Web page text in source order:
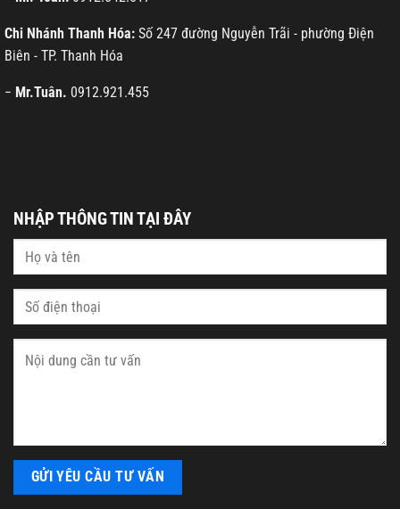
Chi Nhánh Thanh Hóa: Số 247 đường Nguyễn Trãi - phường Điện
Biên - TP. Thanh Hóa
− Mr.Tuân. 0912.921.455
NHẬP THÔNG TIN TẠI ĐÂY